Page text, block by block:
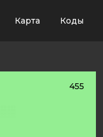
Карта Коды
455